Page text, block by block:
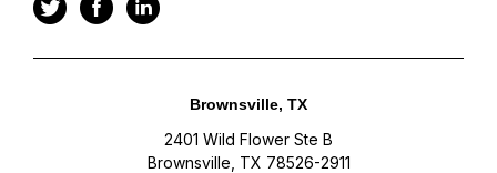
Brownsville, TX
2401 Wild Flower Ste B
Brownsville, TX 78526-2911